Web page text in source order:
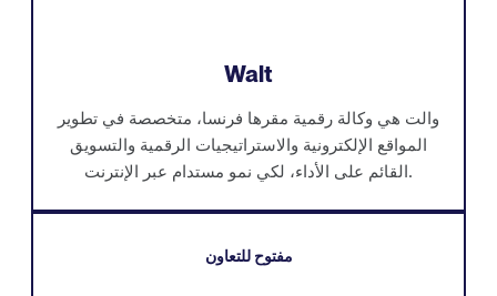
Walt
والت هي وكالة رقمية مقرها فرنسا، متخصصة في تطوير
المواقع الإلكترونية والاستراتيجيات الرقمية والتسويق
القائم على الأداء، لكي نمو مستدام عبر الإنترنت.
مفتوح للتعاون